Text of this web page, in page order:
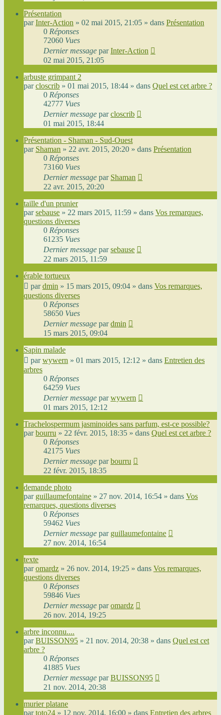
Présentation
parInter-Action » 02 mai 2015, 21:05 » dans Présentation
0 Réponses
72060 Vues
Dernier message parInter-Action
02 mai 2015, 21:05
arbuste grimpant 2
parcloscrib » 01 mai 2015, 18:44 » dans Quel est cet arbre ?
0 Réponses
42777 Vues
Dernier message parcloscrib
01 mai 2015, 18:44
Présentation - Shaman - Sud-Ouest
par Shaman » 22 avr. 2015, 20:20 » dans Présentation
0 Réponses
73160 Vues
Dernier message par Shaman
22 avr. 2015, 20:20
taille d'un prunier
parsebause » 22 mars 2015, 11:59 » dans Vos remarques,
questions diverses
0 Réponses
61235 Vues
Dernier message parsebause
22 mars 2015, 11:59
érable tortueux
pardmin » 15 mars 2015, 09:04 » dans Vos remarques,
questions diverses
0 Réponses
58650 Vues
Dernier message pardmin
15 mars 2015, 09:04
Sapin malade
parwywern » 01 mars 2015, 12:12 » dans Entretien des
arbres
0 Réponses
64259 Vues
Dernier message parwywern
01 mars 2015, 12:12
Trachelospermum jasminoides sans parfum, est-ce possible?
parbourru » 22 févr. 2015, 18:35 » dans Quel est cet arbre ?
0 Réponses
42175 Vues
Dernier message parbourru
22 févr. 2015, 18:35
demande photo
par guillaumefontaine » 27 nov. 2014, 16:54 » dans Vos
remarques, questions diverses
0 Réponses
59462 Vues
Dernier message par guillaumefontaine
27 nov. 2014, 16:54
texte
paromardz » 26 nov. 2014, 19:25 » dans Vos remarques,
questions diverses
0 Réponses
59846 Vues
Dernier message paromardz
26 nov. 2014, 19:25
arbre inconnu....
parBUISSON95 » 21 nov. 2014, 20:38 » dans Quel est cet
arbre ?
0 Réponses
41885 Vues
Dernier message parBUISSON95
21 nov. 2014, 20:38
murier platane
partoto24 » 12 nov. 2014, 16:00 » dans Entretien des arbres